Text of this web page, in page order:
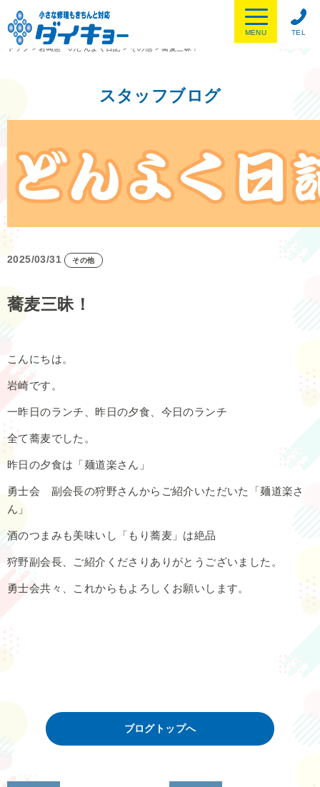
TEL
MENU
トップ
> 岩崎憲一のどんよく日記 > その他 >蕎麦三昧！
スタッフブログ
2025/03/31 その他
蕎麦三昧！
こんにちは。
岩崎です。
一昨日のランチ、昨日の夕食、今日のランチ
全て蕎麦でした。
昨日の夕食は「麺道楽さん」
勇士会 副会長の狩野さんからご紹介いただいた「麺道楽さ
ん」
酒のつまみも美味いし「もり蕎麦」は絶品
狩野副会長、ご紹介くださりありがとうございました。
勇士会共々、これからもよろしくお願いします。
ブログトップへ